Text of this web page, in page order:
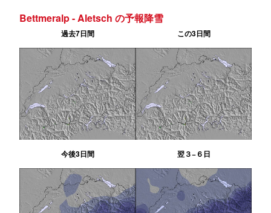
Bettmeralp - Aletsch の予報降雪
過去7日間 この3日間
今後3日間 翌３−６日